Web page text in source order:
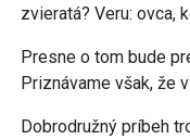
zvieratá? Veru: ovca,
Presne o tom bude
Priznávame však, že
Dobrodružný príbeh